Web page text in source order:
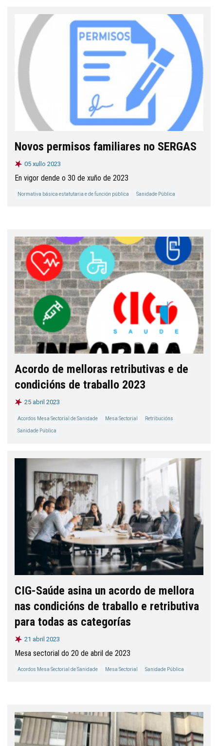
Novos permisos familiares no SERGAS
05 xullo 2023
En vigor dende o 30 de xuño de 2023
Normativa básica estatutaria e de función pública Sanidade Pública
Acordo de melloras retributivas e de
condicións de traballo 2023
25 abril 2023
Acordos Mesa Sectorial de Sanidade Mesa Sectorial Retribucións
Sanidade Pública
CIG-Saúde asina un acordo de mellora
nas condicións de traballo e retributiva
para todas as categorías
21 abril 2023
Mesa sectorial do 20 de abril de 2023
Acordos Mesa Sectorial de Sanidade Mesa Sectorial Sanidade Pública